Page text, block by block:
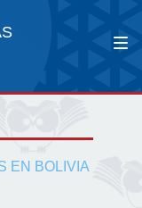
EN BOLIVIA